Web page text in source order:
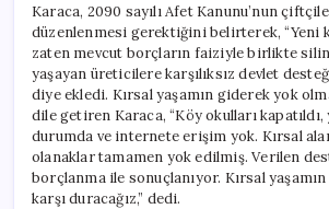
Karaca, 2090 sayılı Afet Kanunu’nun
düzenlenmesi gerektiğini belirterek, “Yeni
zaten mevcut borçların faiziyle birlikte
yaşayan üreticilere karşılıksız devlet
diye ekledi. Kırsal yaşamın giderek yok
dile getiren Karaca, “Köy okulları
durumda ve internete erişim yok. Kırsal
olanaklar tamamen yok edilmiş. Verilen
borçlanma ile sonuçlanıyor. Kırsal
karşı duracağız,” dedi.